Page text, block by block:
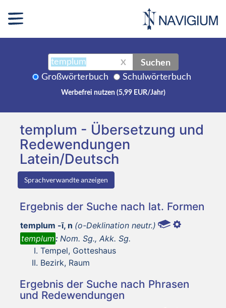
X Suchen
Großwörterbuch Schulwörterbuch
Werbefrei nutzen (5,99 EUR/Jahr)
templum - Übersetzung und
Redewendungen
Latein/Deutsch
Sprachverwandte anzeigen
Ergebnis der Suche nach lat. Formen
templum -ī, n (o-Deklination neutr.)
templum: Nom. Sg., Akk. Sg.
Tempel, Gotteshaus
Bezirk, Raum
Ergebnis der Suche nach Phrasen
und Redewendungen